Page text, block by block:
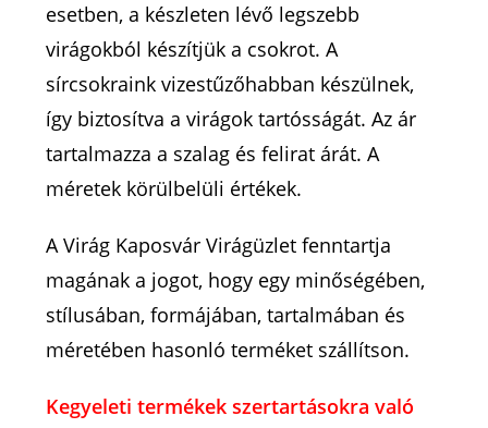
esetben, a készleten lévő legszebb
virágokból készítjük a csokrot. A
sírcsokraink vizestűzőhabban készülnek,
így biztosítva a virágok tartósságát. Az ár
tartalmazza a szalag és felirat árát. A
méretek körülbelüli értékek.
A Virág Kaposvár Virágüzlet fenntartja
magának a jogot, hogy egy minőségében,
stílusában, formájában, tartalmában és
méretében hasonló terméket szállítson.
Kegyeleti termékek szertartásokra való